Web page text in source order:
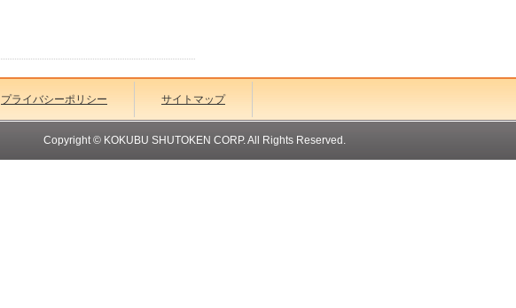
プライバシーポリシー サイトマップ
Copyright © KOKUBU SHUTOKEN CORP. All Rights Reserved.